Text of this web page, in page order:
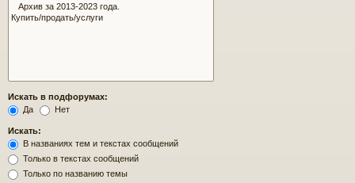
Искать в подфорумах:
Да
Нет
Искать:
В названиях тем и текстах сообщений
Только в текстах сообщений
Только по названию темы